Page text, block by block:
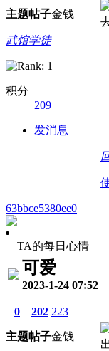
主题帖子金钱
武馆学徒
积分
209
发消息
63bbce5380ee0
TA的每日心情
可爱
2023-1-24 07:52
0
主题
202
帖子
223
金钱